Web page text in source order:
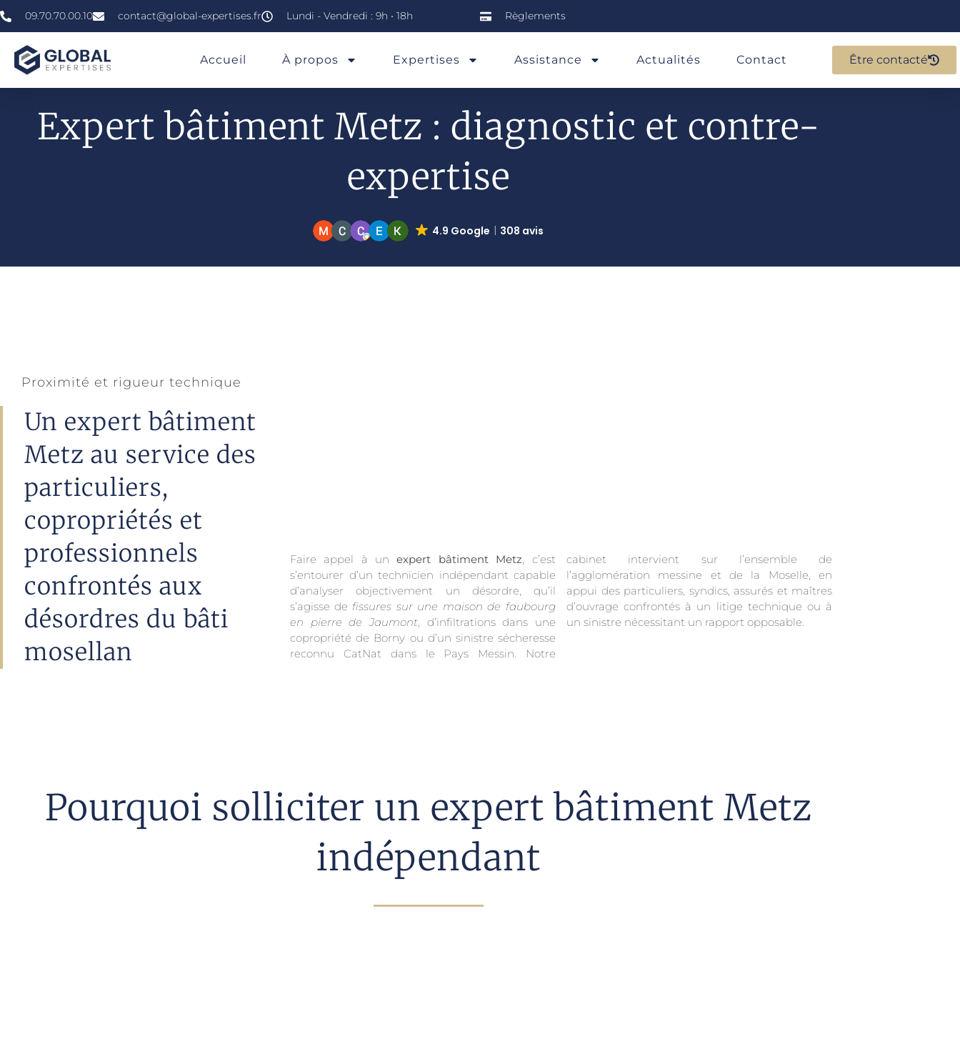
09.70.70.00.10 contact@global-expertises.fr Lundi - Vendredi : 9h • 18h Règlements
Accueil À propos Expertises Assistance Actualités Contact Être contacté
Expert bâtiment Metz : diagnostic et contre-
expertise
»»»Expert En Bâtiment À Metz
4.9 Google 308 avis
Proximité et rigueur technique
Un expert bâtiment
Metz au service des
particuliers,
copropriétés et
professionnels
confrontés aux
désordres du bâti
mosellan
Faire appel à un expert bâtiment Metz, c’est
s’entourer d’un technicien indépendant capable
d’analyser objectivement un désordre, qu’il
s’agisse de fissures sur une maison de faubourg
en pierre de Jaumont, d’infiltrations dans une
copropriété de Borny ou d’un sinistre sécheresse
reconnu CatNat dans le Pays Messin. Notre
cabinet intervient sur l’ensemble de
l’agglomération messine et de la Moselle, en
appui des particuliers, syndics, assurés et maîtres
d’ouvrage confrontés à un litige technique ou à
un sinistre nécessitant un rapport opposable.
Pourquoi solliciter un expert bâtiment Metz
indépendant